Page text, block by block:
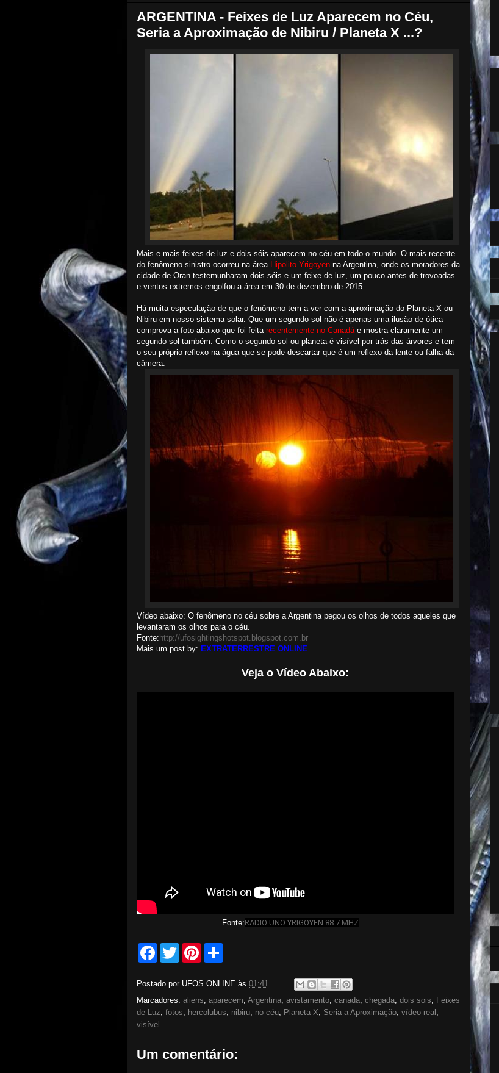
ARGENTINA - Feixes de Luz Aparecem no Céu,
Seria a Aproximação de Nibiru / Planeta X ...?
Mais e mais feixes de luz e dois sóis aparecem no céu em todo o mundo. O mais recente
do fenômeno sinistro ocorreu na área Hipolito Yrigoyen na Argentina, onde os moradores da
cidade de Oran testemunharam dois sóis e um feixe de luz, um pouco antes de trovoadas
e ventos extremos engolfou a área em 30 de dezembro de 2015.
Há muita especulação de que o fenômeno tem a ver com a aproximação do Planeta X ou
Nibiru em nosso sistema solar. Que um segundo sol não é apenas uma ilusão de ótica
comprova a foto abaixo que foi feita recentemente no Canadá e mostra claramente um
segundo sol também. Como o segundo sol ou planeta é visível por trás das árvores e tem
o seu próprio reflexo na água que se pode descartar que é um reflexo da lente ou falha da
câmera.
Vídeo abaixo: O fenômeno no céu sobre a Argentina pegou os olhos de todos aqueles que
levantaram os olhos para o céu.
Fonte: http://ufosightingshotspot.blogspot.com.br
Mais um post by: EXTRATERRESTRE ONLINE
Veja o Vídeo Abaixo:
Fonte:RADIO UNO YRIGOYEN 88.7 MHZ
F
b
o
k
T
w
e
P
e
r
e
s
e
Postado por UFOS ONLINE às 01:41
Marcadores: aliens, aparecem, Argentina, avistamento, canada, chegada, dois sois, Feixes
de Luz, fotos, hercolubus, nibiru, no céu, Planeta X, Seria a Aproximação, vídeo real ,
visível
Um comentário: